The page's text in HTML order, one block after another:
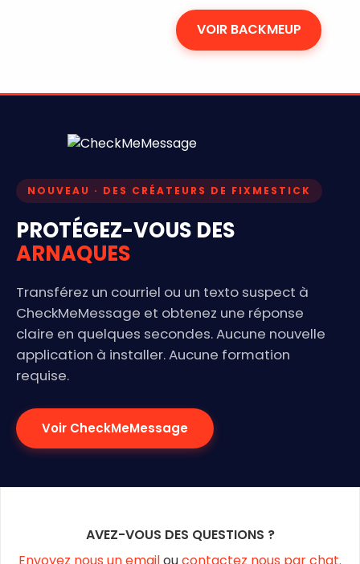
VOIR BACKMEUP
NOUVEAU · DES CRÉATEURS DE FIXMESTICK
PROTÉGEZ-VOUS DES
ARNAQUES
Transférez un courriel ou un texto suspect à
CheckMeMessage et obtenez une réponse
claire en quelques secondes. Aucune nouvelle
application à installer. Aucune formation
requise.
Voir CheckMeMessage
AVEZ-VOUS DES QUESTIONS ?
Envoyez nous un emailoucontactez nous par chat.